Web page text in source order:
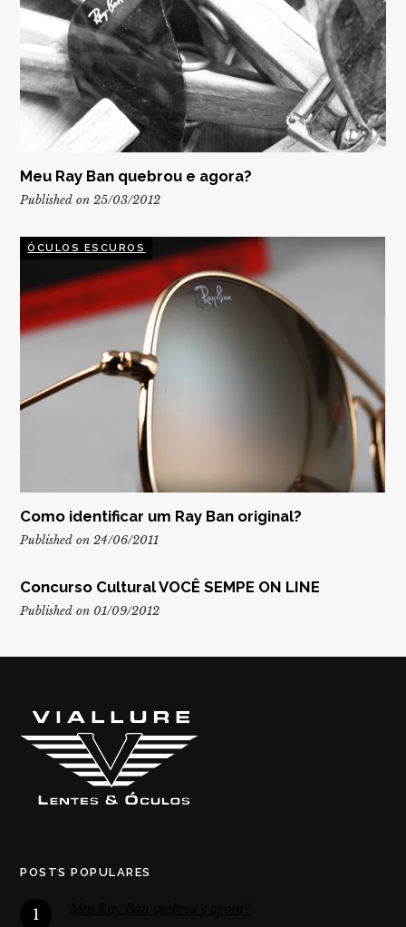
Meu Ray Ban quebrou e agora?
Published on 25/03/2012
ÓCULOS ESCUROS
Como identificar um Ray Ban original?
Published on 24/06/2011
Concurso Cultural VOCÊ SEMPE ON LINE
Published on 01/09/2012
POSTS POPULARES
1